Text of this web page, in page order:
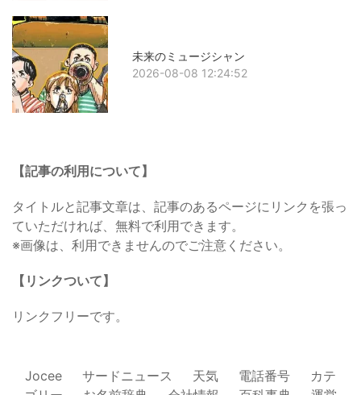
未来のミュージシャン
2026-08-08 12:24:52
【記事の利用について】
タイトルと記事文章は、記事のあるページにリンクを張っ
ていただければ、無料で利用できます。
※画像は、利用できませんのでご注意ください。
【リンクついて】
リンクフリーです。
Jocee サードニュース 天気 電話番号
カテ